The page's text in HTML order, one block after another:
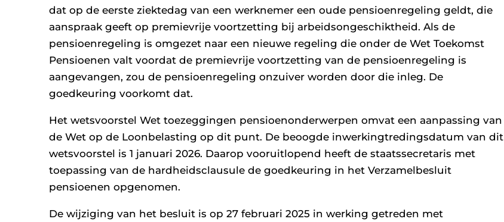
dat op de eerste ziektedag van een werknemer een oude pensioenregeling geldt, die
aanspraak geeft op premievrije voortzetting bij arbeidsongeschiktheid. Als de
pensioenregeling is omgezet naar een nieuwe regeling die onder de Wet Toekomst
Pensioenen valt voordat de premievrije voortzetting van de pensioenregeling is
aangevangen, zou de pensioenregeling onzuiver worden door die inleg. De
goedkeuring voorkomt dat.
Het wetsvoorstel Wet toezeggingen pensioenonderwerpen omvat een aanpassing van
de Wet op de Loonbelasting op dit punt. De beoogde inwerkingtredingsdatum van dit
wetsvoorstel is 1 januari 2026. Daarop vooruitlopend heeft de staatssecretaris met
toepassing van de hardheidsclausule de goedkeuring in het Verzamelbesluit
pensioenen opgenomen.
De wijziging van het besluit is op 27 februari 2025 in werking getreden met